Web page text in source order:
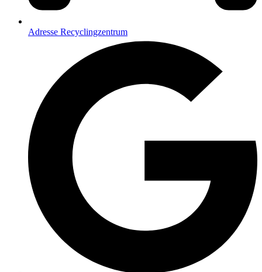
Adresse Recyclingzentrum